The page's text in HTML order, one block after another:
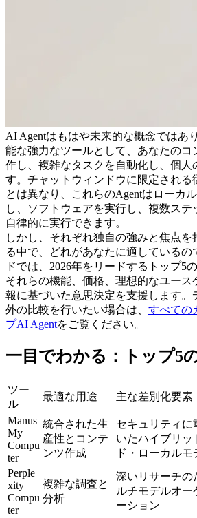
AI Agentはもはや未来的な概念ではあ
能な強力なツールとして、あなたのコ
作し、複雑なタスクを自動化し、個人
す。チャットウィンドウに限定される
とは異なり、これらのAgentはローカ
し、ソフトウェアを実行し、複数ステ
自律的に実行できます。
しかし、それぞれ独自の強みと焦点を
る中で、どれがあなたに適しているの
ドでは、2026年をリードするトップ5
それらの機能、価格、理想的なユース
報に基づいた意思決定を支援します。
外の比較を行いたい場合は、 すべての
プAI Agentをご覧ください。
一目でわかる：トップ5
ツー
ル
最適な用途 主な差別化要素
Manus
My
Compu
ter
統合された生
産性とコンテ
ンツ作成
セキュリティに
いたハイブリッ
ド・ローカルモ
Perple
xity
Compu
ter
複雑な調査と
分析
深いリサーチの
ルチモデルオー
ーション